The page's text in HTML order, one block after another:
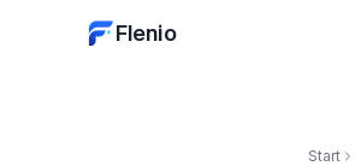
Flenio
Start